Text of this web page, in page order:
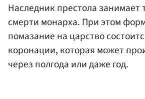
Наследник престола занимает
смерти монарха. При этом
помазание на царство
коронации, которая может
через полгода или даже год.